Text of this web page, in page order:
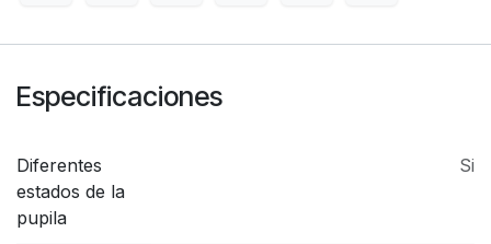
Especificaciones
Diferentes
estados de la
pupila
Si